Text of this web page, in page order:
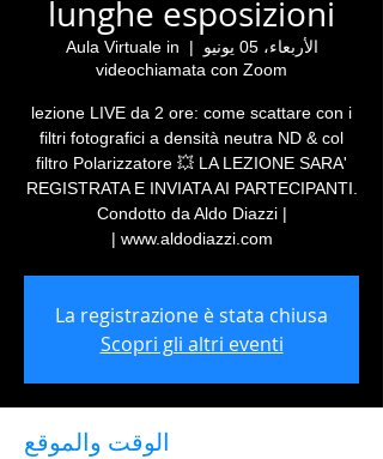
lunghe esposizioni
الأربعاء، 05 يونيو
  |
Aula Virtuale in
videochiamata con Zoom
lezione LIVE da 2 ore: come scattare con i
filtri fotografici a densità neutra ND & col
filtro Polarizzatore 💥 LA LEZIONE SARA'
REGISTRATA E INVIATA AI PARTECIPANTI.
Condotto da Aldo Diazzi |
www.aldodiazzi.com |
La registrazione è stata chiusa
Scopri gli altri eventi
الوقت والموقع